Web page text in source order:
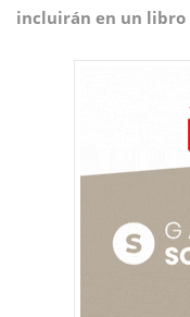
incluirán en un libro